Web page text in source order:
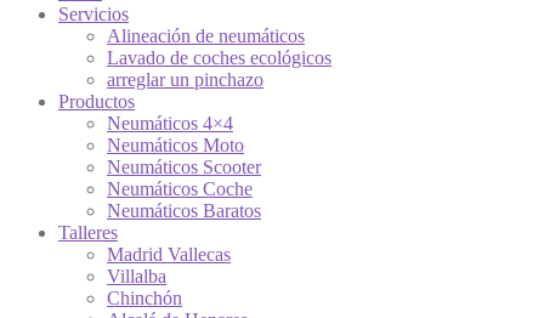
Servicios
Alineación de neumáticos
Lavado de coches ecológicos
arreglar un pinchazo
Productos
Neumáticos 4×4
Neumáticos Moto
Neumáticos Scooter
Neumáticos Coche
Neumáticos Baratos
Talleres
Madrid Vallecas
Villalba
Chinchón